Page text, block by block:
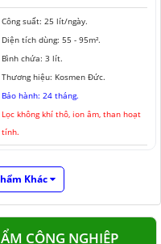
Công suất: 25 lít/ngày.
Diện tích dùng: 55 - 95m².
Bình chứa: 3 lít.
Thương hiệu: Kosmen Đức.
Bảo hành: 24 tháng.
Lọc không khí thô, ion âm, than hoạt
tính.
Khác
CÔNG NGHIỆP